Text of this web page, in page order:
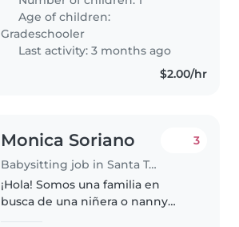
Age of children:
Gradeschooler
Last activity: 3 months ago
$2.00/hr
Monica Soriano
Babysitting job in Santa Tecla
3
¡Hola! Somos una familia en
busca de una niñera o nanny